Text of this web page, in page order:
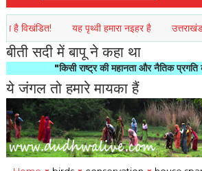
यह पृथ्वी हमारा नइहर है उत्तराखंड की
बीती सदी में बापू ने कहा था
"किसी राष्ट्र की महानता और नैतिक प्रगति को इस
ये जंगल तो हमारे मायका हैं